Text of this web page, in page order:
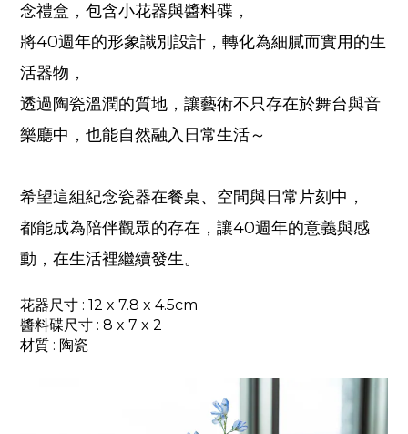
念禮盒，包含小花器與醬料碟，
將40週年的形象識別設計，轉化為細膩而實用的生
活器物，
透過陶瓷溫潤的質地，讓藝術不只存在於舞台與音
樂廳中，也能自然融入日常生活～
希望這組紀念瓷器在餐桌、空間與日常片刻中，
都能成為陪伴觀眾的存在，讓40週年的意義與感
動，在生活裡繼續發生。
花器尺寸 : 12 x 7.8 x 4.5cm
醬料碟尺寸 : 8 x 7 x 2
材質 : 陶瓷